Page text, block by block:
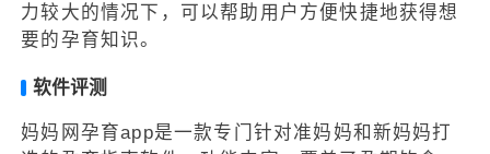
力较大的情况下，可以帮助用户方便快捷地获得想
要的孕育知识。
软件评测
妈妈网孕育app是一款专门针对准妈妈和新妈妈打